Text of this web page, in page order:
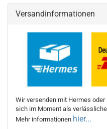
Versandinformationen
Wir versenden mit Hermes oder
sich im Moment als
Mehr informationen hier...